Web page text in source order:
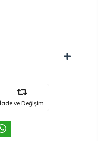
İade ve Değişim